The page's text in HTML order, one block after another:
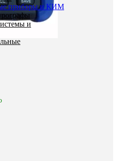
приборы и КИМ
и